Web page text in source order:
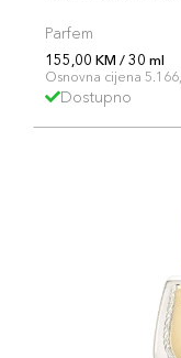
Parfem
155,00 KM / 30 ml
Osnovna cijena
Dostupno